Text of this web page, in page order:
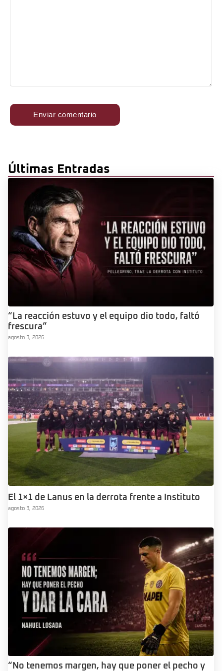
Últimas Entradas
“La reacción estuvo y el equipo dio todo, faltó
frescura”
agosto 3, 2026
El 1×1 de Lanus en la derrota frente a Instituto
agosto 3, 2026
“No tenemos margen, hay que poner el pecho y